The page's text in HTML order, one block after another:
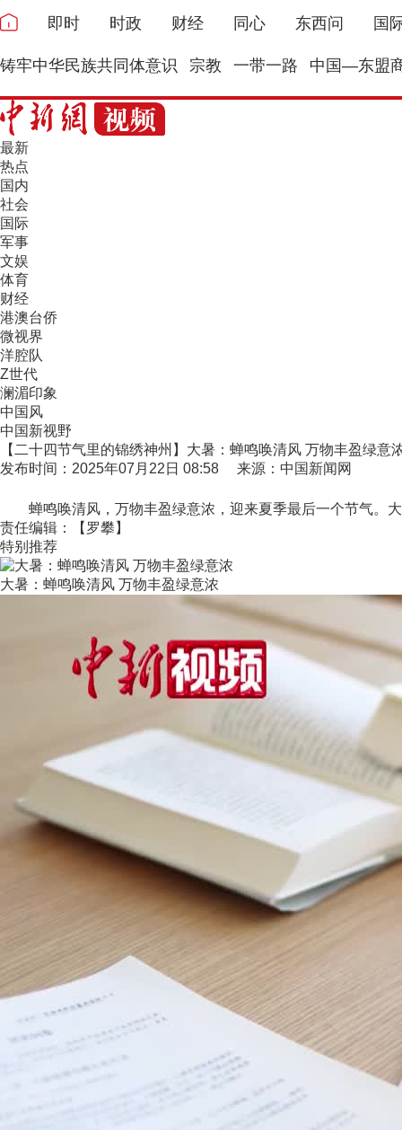
即时 时政 财经 同心 东西问 国
铸牢中华民族共同体意识 宗教 一带一路 中国—东盟
最新
热点
国内
社会
国际
军事
文娱
体育
财经
港澳台侨
微视界
洋腔队
Z世代
澜湄印象
中国风
中国新视野
【二十四节气里的锦绣神州】大暑：蝉鸣唤清风 万物丰盈绿意
发布时间：2025年07月22日 08:58 来源：中国新闻网
蝉鸣唤清风，万物丰盈绿意浓，迎来夏季最后一个节气。
责任编辑：【罗攀】
特别推荐
大暑：蝉鸣唤清风 万物丰盈绿意浓